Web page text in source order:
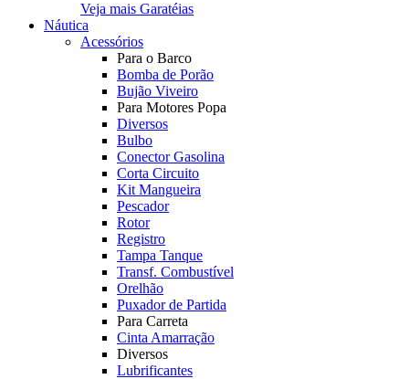
Veja mais Garatéias
Náutica
Acessórios
Para o Barco
Bomba de Porão
Bujão Viveiro
Para Motores Popa
Diversos
Bulbo
Conector Gasolina
Corta Circuito
Kit Mangueira
Pescador
Rotor
Registro
Tampa Tanque
Transf. Combustível
Orelhão
Puxador de Partida
Para Carreta
Cinta Amarração
Diversos
Lubrificantes